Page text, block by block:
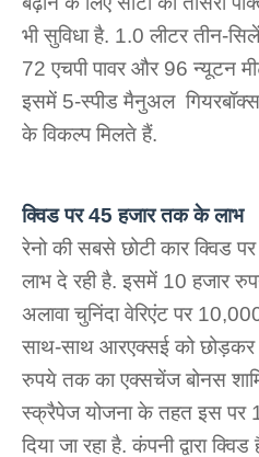
भी सुविधा है. 1.0 लीटर तीन-
72 एचपी पावर और 96 न्यूटन
इसमें 5-स्पीड मैनुअल
के विकल्प मिलते हैं.
क्विड पर 45 हजार तक के लाभ
रेनो की सबसे छोटी कार क्विड
लाभ दे रही है. इसमें 10 हजार
अलावा चुनिंदा वेरिएंट पर
साथ-साथ आरएक्‍सई को छोड़कर
रुपये तक का एक्सचेंज बोनस
स्क्रैपेज योजना के तहत इस पर
दिया जा रहा है. कंपनी द्वारा